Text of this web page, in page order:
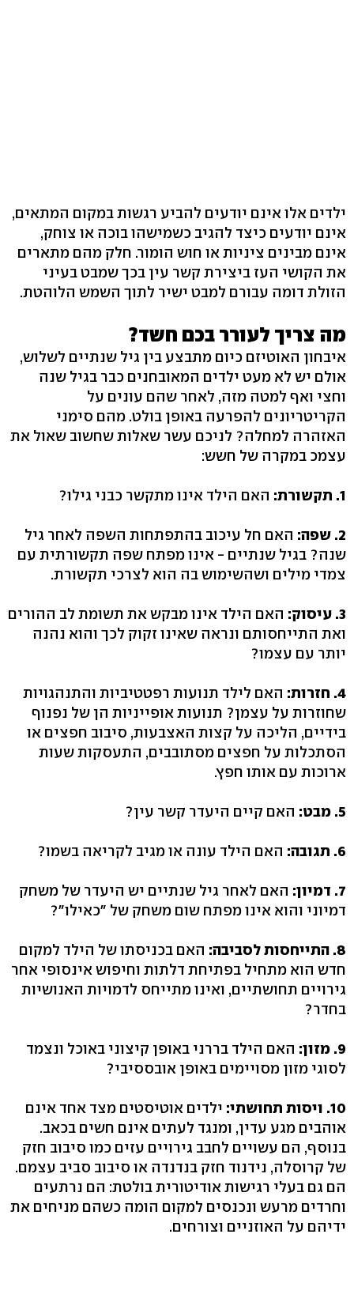
ילדים אלו אינם יודעים להביע רגשות במקום המתאים,
אינם יודעים כיצד להגיב כשמישהו בוכה או צוחק,
אינם מבינים ציניות או חוש הומור. חלק מהם מתארים
את הקושי העז ביצירת קשר עין בכך שמבט בעיני
הזולת דומה עבורם למבט ישיר לתוך השמש הלוהטת.
מה צריך לעורר בכם חשד?
איבחון האוטיזם כיום מתבצע בין גיל שנתיים לשלוש,
אולם יש לא מעט ילדים המאובחנים כבר בגיל שנה
וחצי ואף למטה מזה, לאחר שהם עונים על
הקריטריונים להפרעה באופן בולט. מהם סימני
האזהרה למחלה? לניכם עשר שאלות שחשוב שאול את
עצמכ במקרה של חשש:
1. תקשורת: האם הילד אינו מתקשר כבני גילו?
2. שפה:
האם חל עיכוב בהתפתחות השפה לאחר גיל
שנה? בגיל שנתיים - אינו מפתח שפה תקשורתית עם
צמדי מילים ושהשימוש בה הוא לצרכי תקשורת.
3. עיסוק:
האם הילד אינו מבקש את תשומת לב ההורים
ואת התייחסותם ונראה שאינו זקוק לכך והוא נהנה
יותר עם עצמו?
4. חזרות:
האם לילד תנועות רפטטיביות והתנהגויות
שחוזרות על עצמן? תנועות אופייניות הן של נפנוף
בידיים, הליכה על קצות האצבעות, סיבוב חפצים או
הסתכלות על חפצים מסתובבים, התעסקות שעות
ארוכות עם אותו חפץ.
5. מבט: האם קיים היעדר קשר עין?
6. תגובה: האם הילד עונה או מגיב לקריאה בשמו?
7. דמיון:
האם לאחר גיל שנתיים יש היעדר של משחק
דמיוני והוא אינו מפתח שום משחק של "כאילו"?
8. התייחסות לסביבה:
האם בכניסתו של הילד למקום
חדש הוא מתחיל בפתיחת דלתות וחיפוש אינסופי אחר
גירויים תחושתיים, ואינו מתייחס לדמויות האנושיות
בחדר?
9. מזון:
האם הילד בררני באופן קיצוני באוכל ונצמד
לסוגי מזון מסויימים באופן אובססיבי?
10. ויסות תחושתי:
ילדים אוטיסטים מצד אחד אינם
אוהבים מגע עדין, ומנגד לעתים אינם חשים בכאב.
בנוסף, הם עשויים לחבב גירויים עזים כמו סיבוב חזק
של קרוסלה, נידנוד חזק בנדנדה או סיבוב סביב עצמם.
הם גם בעלי רגישות אודיטורית בולטת: הם נרתעים
וחרדים מרעש ונכנסים למקום הומה כשהם מניחים את
ידיהם על האוזניים וצורחים.